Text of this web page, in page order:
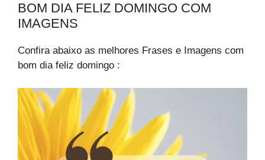
BOM DIA FELIZ DOMINGO​ COM
IMAGENS
Confira abaixo as melhores Frases e Imagens com
bom dia feliz domingo​ :